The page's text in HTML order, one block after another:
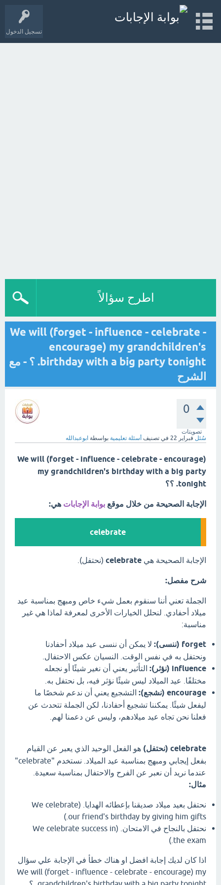
تسجيل الدخول
اطرح سؤالاً
We will (forget - influence - celebrate -
encourage) my grandchildren's
birthday with a big party tonight. ؟ - مع
الشرح
0
تصويتات
سُئل فبراير 22 في تصنيف أسئلة تعليمية بواسطة ابوعبدالله
We will (forget - influence - celebrate - encourage)
my grandchildren's birthday with a big party
tonight. ؟؟
الإجابة الصحيحة من خلال موقع بوابة الإجابات هي:
celebrate
الإجابة الصحيحة هي celebrate (نحتفل).
شرح مفصل:
الجملة تعني أننا سنقوم بعمل شيء خاص ومبهج بمناسبة عيد
ميلاد أحفادي. لنحلل الخيارات الأخرى لمعرفة لماذا هي غير
مناسبة:
forget (ننسى):
لا يمكن أن ننسى عيد ميلاد أحفادنا
ونحتفل به في نفس الوقت. النسيان عكس الاحتفال.
influence (نؤثر):
التأثير يعني أن نغير شيئًا أو نجعله
مختلفًا. عيد الميلاد ليس شيئًا نؤثر فيه، بل نحتفل به.
encourage (نشجع):
التشجيع يعني أن ندعم شخصًا ما
ليفعل شيئًا. يمكننا تشجيع أحفادنا، لكن الجملة تتحدث عن
فعلنا نحن تجاه عيد ميلادهم، وليس عن دعمنا لهم.
celebrate (نحتفل)
هو الفعل الوحيد الذي يعبر عن القيام
بفعل إيجابي ومبهج بمناسبة عيد الميلاد. نستخدم "celebrate"
عندما نريد أن نعبر عن الفرح والاحتفال بمناسبة سعيدة.
مثال:
نحتفل بعيد ميلاد صديقنا بإعطائه الهدايا. (We celebrate
our friend's birthday by giving him gifts.)
نحتفل بالنجاح في الامتحان. (We celebrate success in
the exam.)
اذا كان لديك إجابة افضل او هناك خطأ في الإجابة علي سؤال
We will (forget - influence - celebrate - encourage) my